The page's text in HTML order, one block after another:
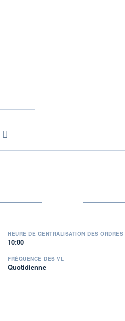
HEURE DE CENTRALISATION DES ORDRES
10:00
FRÉQUENCE DES VL
Quotidienne